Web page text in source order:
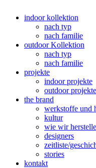
indoor kollektion
nach typ
nach familie
outdoor Kollektion
nach typ
nach familie
projekte
indoor projekte
outdoor projekte
the brand
werkstoffe und
kultur
wie wir
designers
zeitliste/
stories
kontakt